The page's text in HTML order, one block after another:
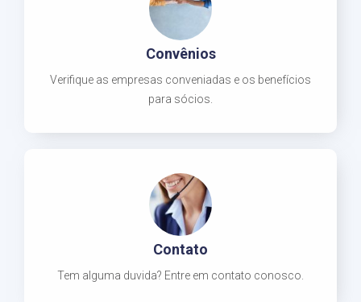
Convênios
Verifique as empresas conveniadas e os benefícios
para sócios.
Contato
Tem alguma duvida? Entre em contato conosco.